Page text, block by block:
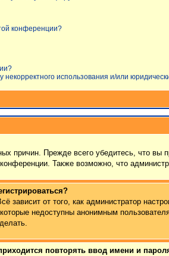
конференции?
некорректного использования и/или
причин. Прежде всего убедитесь, что
Также возможно, что
зависит от того, как администратор
недоступны анонимным
повторять ввод имени и